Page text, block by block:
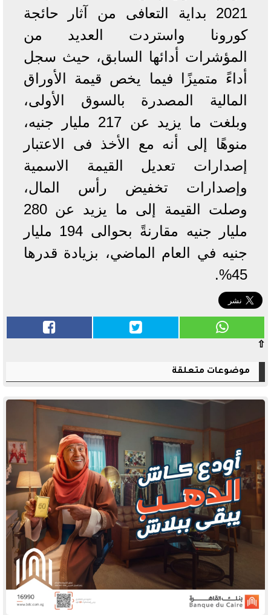
2021 بداية التعافى من آثار حائجة
كورونا واستردت العديد من
المؤشرات أدائها السابق، حيث سجل
أداءً متميزًا فيما يخص قيمة الأوراق
المالية المصدرة بالسوق الأولى،
وبلغت ما يزيد عن 217 مليار جنيه،
منوهًا إلى أنه مع الأخذ فى الاعتبار
إصدارات تعديل القيمة الاسمية
وإصدارات تخفيض رأس المال،
وصلت القيمة إلى ما يزيد عن 280
مليار جنيه مقارنةً بحوالى 194 مليار
جنيه في العام الماضي، بزيادة قدرها
45%.
⇧
موضوعات متعلقة